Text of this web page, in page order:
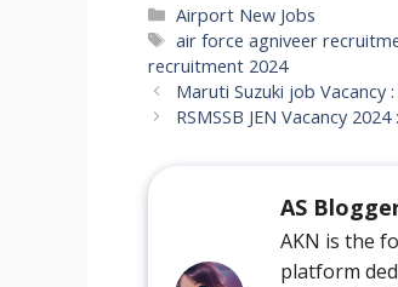
Categories
Airport New Jobs
Tags
air force agniveer
recruitment 2024
Maruti Suzuki job Vacancy :
RSMSSB JEN Vacancy 2024 :
AS
AKN is the
platform